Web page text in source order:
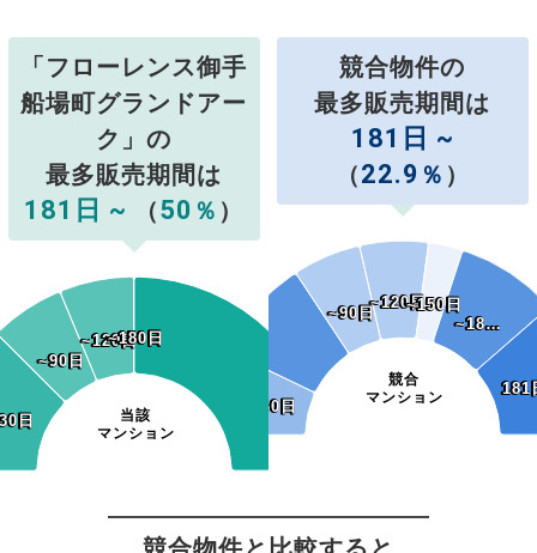
「フローレンス御手
船場町グランドアー
ク」の
最多販売期間は
181日 ~ （50 ％ ）
当該
マンション
日
日
~90日
~90日
~120日
~120日~150日
~150日
~180日
~180日
競合物件の
最多販売期間は
181日 ~
（22.9 ％ ）
競合
マンション
~30日
~30日
~90日
~90日
~120日
~120日~150日
~150日
~18…
~18…
181
181